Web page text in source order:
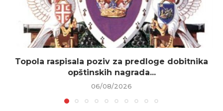
Topola raspisala poziv za predloge dobitnika
opštinskih nagrada...
06/08/2026